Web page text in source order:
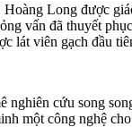
Long được
vấn đã thuyết
lát viên gạch đầu
nghiên cứu song
một công nghệ